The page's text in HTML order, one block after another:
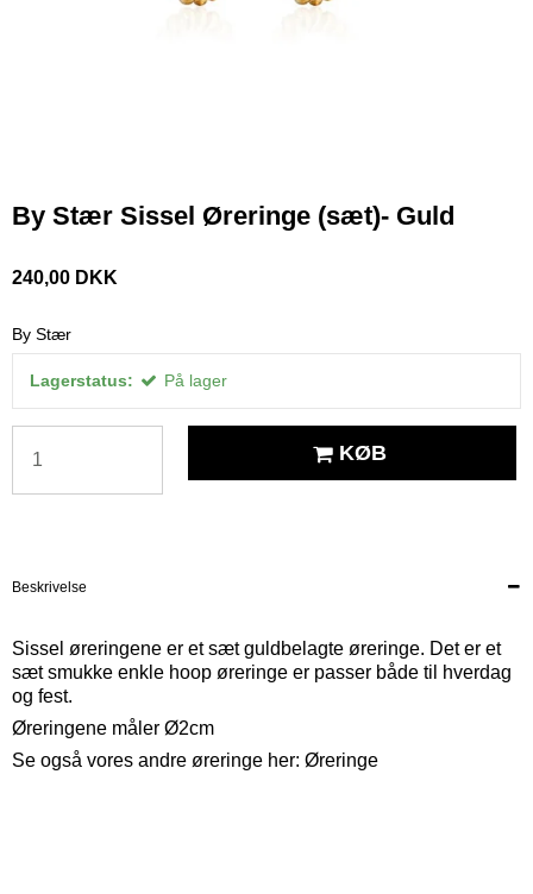
By Stær Sissel Øreringe (sæt)- Guld
240,00 DKK
By Stær
Lagerstatus: På lager
KØB
Beskrivelse
Sissel øreringene er et sæt guldbelagte øreringe. Det er et
sæt smukke enkle hoop øreringe er passer både til hverdag
og fest.
Øreringene måler Ø2cm
Se også vores andre øreringe her: Øreringe